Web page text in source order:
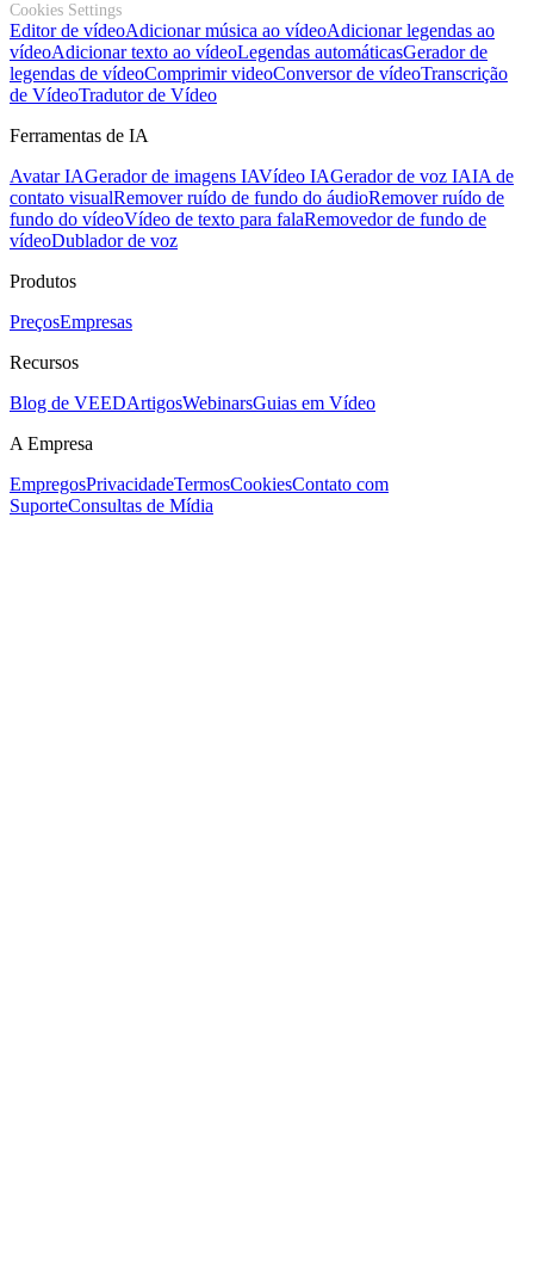
Cookies Settings
Editor de vídeoAdicionar música ao vídeoAdicionar legendas ao
vídeoAdicionar texto ao vídeoLegendas automáticasGerador de
legendas de vídeoComprimir videoConversor de vídeoTranscrição
de VídeoTradutor de Vídeo
Ferramentas de IA
Avatar IAGerador de imagens IAVídeo IAGerador de voz IAIA de
contato visualRemover ruído de fundo do áudioRemover ruído de
fundo do vídeoVídeo de texto para falaRemovedor de fundo de
vídeoDublador de voz
Produtos
PreçosEmpresas
Recursos
Blog de VEEDArtigosWebinarsGuias em Vídeo
A Empresa
EmpregosPrivacidadeTermosCookiesContato com
SuporteConsultas de Mídia